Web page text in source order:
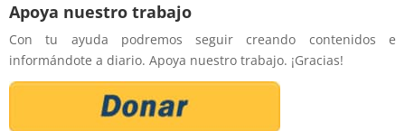
Apoya nuestro trabajo
Con tu ayuda podremos seguir creando contenidos e
informándote a diario. Apoya nuestro trabajo. ¡Gracias!